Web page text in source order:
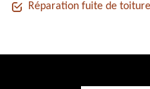
Réparation fuite de